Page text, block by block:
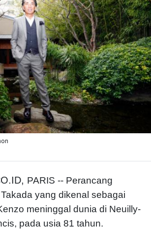
PARIS -- Perancang
yang dikenal sebagai
meninggal dunia di Neuilly-
pada usia 81 tahun.